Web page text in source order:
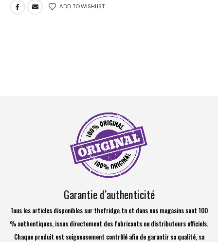
ADD TO WISHLIST
Garantie d’authenticité
Tous les articles disponibles sur thefridge.tn et dans nos magasins sont 100
% authentiques, issus directement des fabricants ou distributeurs officiels.
Chaque produit est soigneusement contrôlé afin de garantir sa qualité, sa